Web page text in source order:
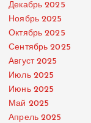
Декабрь 2025
Ноябрь 2025
Октябрь 2025
Сентябрь 2025
Август 2025
Июль 2025
Июнь 2025
Май 2025
Апрель 2025